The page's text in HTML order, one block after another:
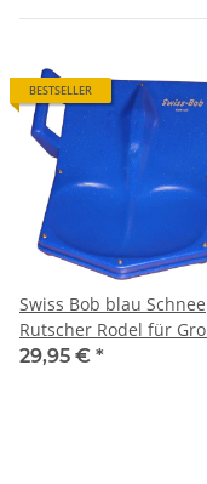
BESTSELLER
Swiss Bob blau Schnee
Rutscher Rodel für
und Klein von Gloco
29,95 € *